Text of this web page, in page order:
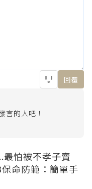
回覆
言的人吧！
最怕被不孝子賣
命防範：簡單手